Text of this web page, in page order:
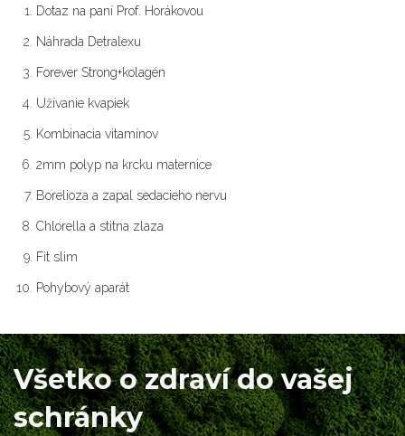
Dotaz na paní Prof. Horákovou
Náhrada Detralexu
Forever Strong+kolagén
Užívanie kvapiek
Kombinacia vitamínov
2mm polyp na krcku maternice
Borelioza a zapal sedacieho nervu
Chlorella a stitna zlaza
Fit slim
Pohybový aparát
Všetko o zdraví do vašej
schránky